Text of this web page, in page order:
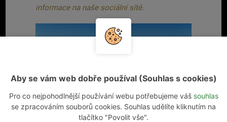
informace na naše sociální sítě.
Aby se vám web dobře používal (Souhlas s cookies)
Pro co nejpohodlnější používání webu potřebujeme váš souhlas
se zpracováním souborů cookies. Souhlas udělíte kliknutím na
tlačítko "Povolit vše".